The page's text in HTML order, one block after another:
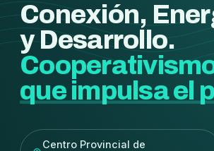
Conexión,
y Desarrollo.
que impulsa el
Centro Provincial de